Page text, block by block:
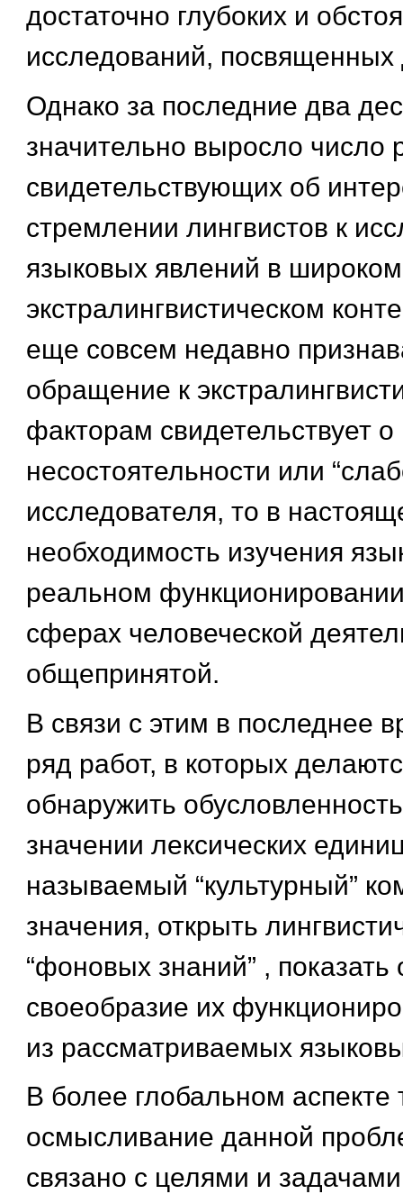
достаточно глубоких и
исследований,
Однако за последние два
значительно выросло число
свидетельствующих об
стремлении лингвистов к
языковых явлений в широком
экстралингвистическом
еще совсем недавно
обращение к
факторам свидетельствует о
несостоятельности или
исследователя, то в
необходимость изучения
реальном
сферах человеческой
общепринятой.
В связи с этим в последнее
ряд работ, в которых
обнаружить
значении лексических
называемый “культурный”
значения, открыть
“фоновых знаний” , показать
своеобразие их
из рассматриваемых
В более глобальном аспекте
осмысливание данной
связано с целями и